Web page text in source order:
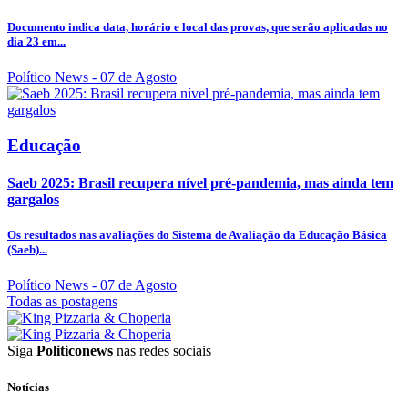
Documento indica data, horário e local das provas, que serão aplicadas no
dia 23 em...
Político News - 07 de Agosto
Educação
Saeb 2025: Brasil recupera nível pré-pandemia, mas ainda tem
gargalos
Os resultados nas avaliações do Sistema de Avaliação da Educação Básica
(Saeb)...
Político News - 07 de Agosto
Todas as postagens
Siga Politiconews nas redes sociais
Notícias